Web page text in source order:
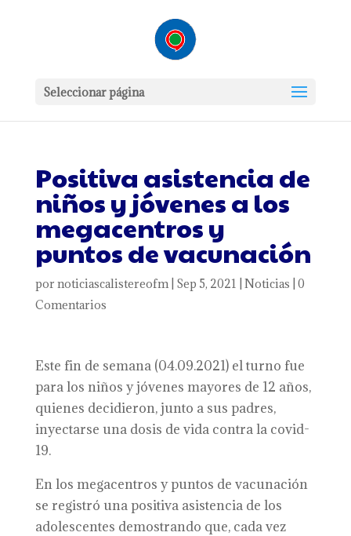
Seleccionar página
Positiva asistencia de
niños y jóvenes a los
megacentros y
puntos de vacunación
por noticiascalistereofm| Sep 5, 2021 Noticias 0
Comentarios
Este fin de semana (04.09.2021) el turno fue
para los niños y jóvenes mayores de 12 años,
quienes decidieron, junto a sus padres,
inyectarse una dosis de vida contra la covid-
19.
En los megacentros y puntos de vacunación
se registró una positiva asistencia de los
adolescentes demostrando que, cada vez